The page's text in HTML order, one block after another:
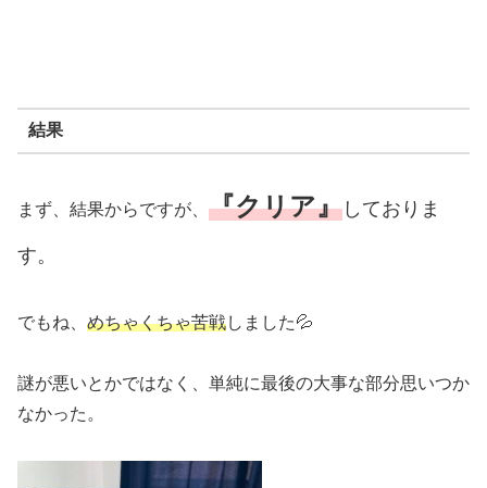
結果
まず、結果からですが、 『クリア』 しておりま
す。
でもね、 めちゃくちゃ苦戦しました💦
謎が悪いとかではなく、単純に最後の大事な部分思いつか
なかった。